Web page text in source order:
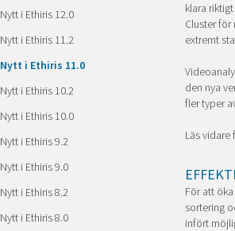
Nytt i Ethiris 12.0
Nytt i Ethiris 11.2
Nytt i Ethiris 11.0
Nytt i Ethiris 10.2
Nytt i Ethiris 10.0
Nytt i Ethiris 9.2
Nytt i Ethiris 9.0
Nytt i Ethiris 8.2
Nytt i Ethiris 8.0
klara
Cluster
extremt
den nya
fler typer
Läs vidare
För att
sortering
infört